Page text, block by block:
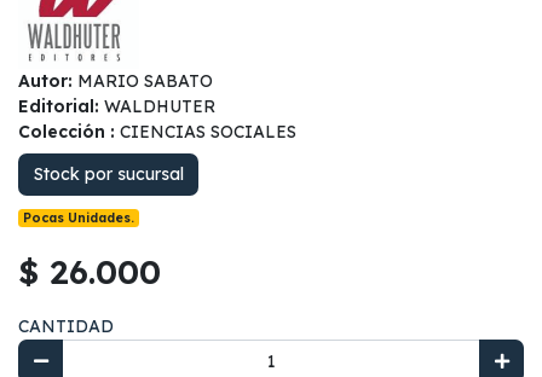
Autor: MARIO SABATO
Editorial: WALDHUTER
Colección : CIENCIAS SOCIALES
Stock por sucursal
Pocas Unidades.
$ 26.000
CANTIDAD